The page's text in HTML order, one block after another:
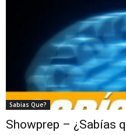
Sabias Que?
Showprep – ¿Sabías